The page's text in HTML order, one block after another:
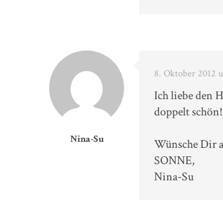
Nina-Su
8. Oktober 2012
Ich liebe den
doppelt
Wünsche Dir
SONNE,
Nina-Su